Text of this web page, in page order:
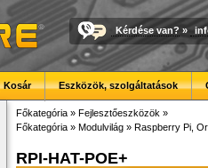
Kérdése van? »
Kosár Eszközök, szolgáltatások
Főkategória » Fejlesztőeszközök »
Főkategória » Modulvilág » Raspberry Pi,
RPI-HAT-POE+